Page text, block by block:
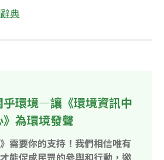
典
乎環境—讓《環境資訊中
》為環境發聲
需要你的支持！我們相信唯有
能促成民眾的參與和行動，邀